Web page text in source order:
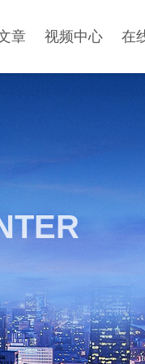
章 视频中心 在